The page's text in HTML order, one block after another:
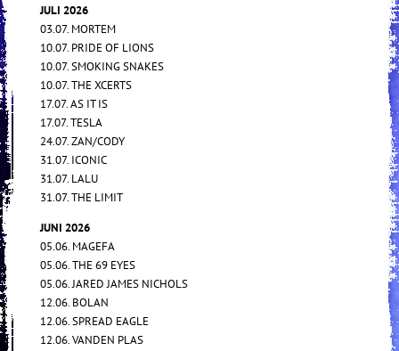
JULI 2026
03.07. MORTEM
10.07. PRIDE OF LIONS
10.07. SMOKING SNAKES
10.07. THE XCERTS
17.07. AS IT IS
17.07. TESLA
24.07. ZAN/CODY
31.07. ICONIC
31.07. LALU
31.07. THE LIMIT
JUNI 2026
05.06. MAGEFA
05.06. THE 69 EYES
05.06. JARED JAMES NICHOLS
12.06. BOLAN
12.06. SPREAD EAGLE
12.06. VANDEN PLAS